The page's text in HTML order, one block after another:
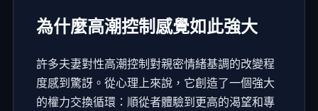
為什麼高潮控制感覺如此強大
許多夫妻對性高潮控制對親密情緒基調的改變程
度感到驚訝。從心理上來說，它創造了一個強大
的權力交換循環：順從者體驗到更高的渴望和專